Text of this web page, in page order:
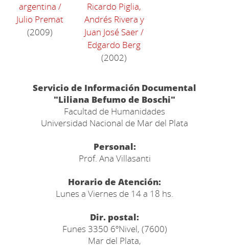
argentina /
Julio Premat
(2009)
Ricardo Piglia,
Andrés Rivera y
Juan José Saer/
Edgardo Berg
(2002)
Servicio de Información Documental
"Liliana Befumo de Boschi"
Facultad de Humanidades
Universidad Nacional de Mar del Plata
Personal:
Prof. Ana Villasanti
Horario de Atención:
Lunes a Viernes de 14 a 18 hs.
Dir. postal:
Funes 3350 6ºNivel, (7600)
Mar del Plata,